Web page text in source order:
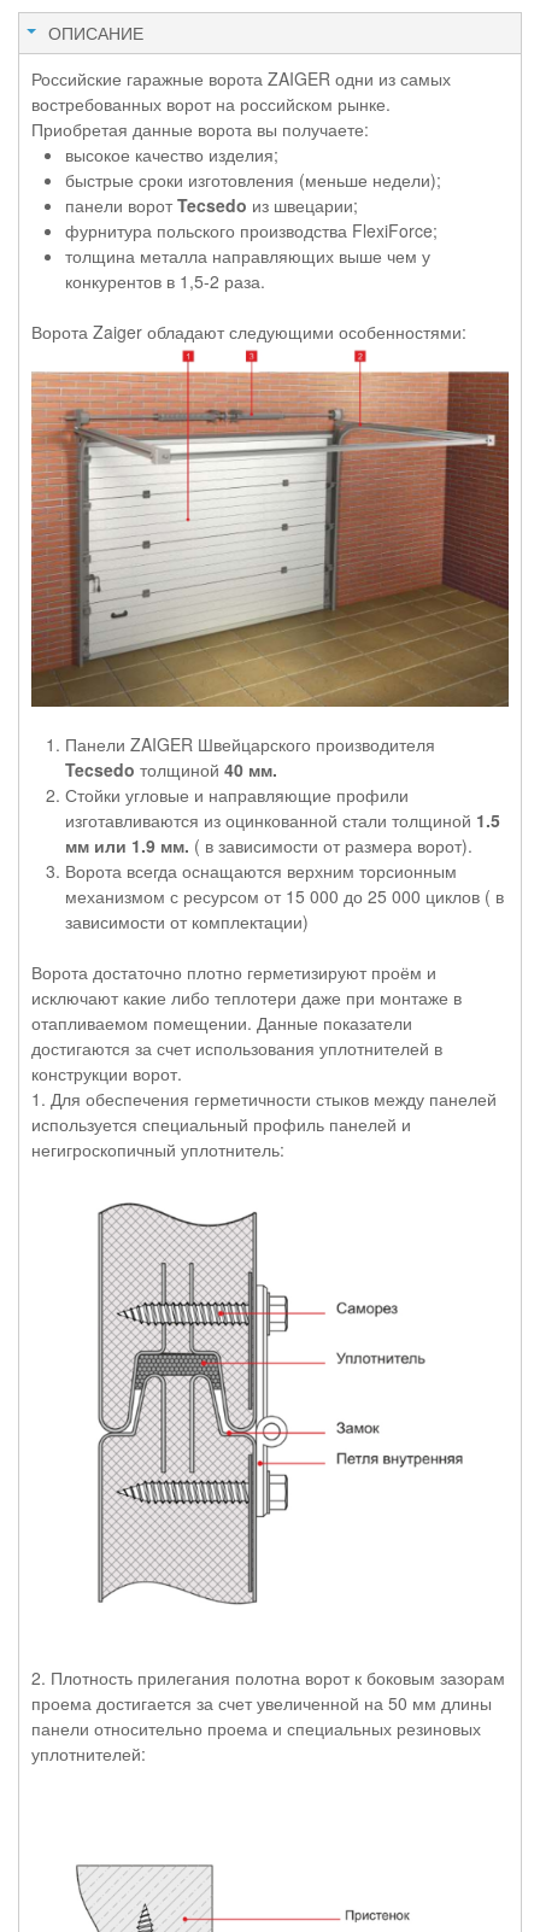
ОПИСАНИЕ
Российские гаражные ворота ZAIGER одни из самых
востребованных ворот на российском рынке.
Приобретая данные ворота вы получаете:
высокое качество изделия;
быстрые сроки изготовления (меньше недели);
панели воротTecsedo из швецарии;
фурнитура польского производства FlexiForce;
толщина металла направляющих выше чем у
конкурентов в 1,5-2 раза.
Ворота Zaiger обладают следующими особенностями:
Панели ZAIGER Швейцарского производителя
Tecsedo толщиной 40 мм.
Стойки угловые и направляющие профили
изготавливаются из оцинкованной стали толщиной 1.5
мм или 1.9 мм. ( в зависимости от размера ворот).
Ворота всегда оснащаются верхним торсионным
механизмом с ресурсом от 15 000 до 25 000 циклов ( в
зависимости от комплектации)
Ворота достаточно плотно герметизируют проём и
исключают какие либо теплотери даже при монтаже в
отапливаемом помещении. Данные показатели
достигаются за счет использования уплотнителей в
конструкции ворот.
1. Для обеспечения герметичности стыков между панелей
используется специальный профиль панелей и
негигроскопичный уплотнитель:
2. Плотность прилегания полотна ворот к боковым зазорам
проема достигается за счет увеличенной на 50 мм длины
панели относительно проема и специальных резиновых
уплотнителей: